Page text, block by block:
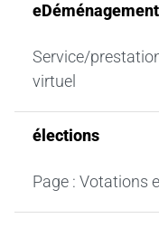
eDéménagement
Service/
virtuel
élections
Page : Votations